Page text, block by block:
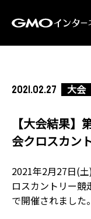
2021.02.27 大会
【大会結果
会クロスカン
2021年2月27日(
ロスカントリー
で開催されました。